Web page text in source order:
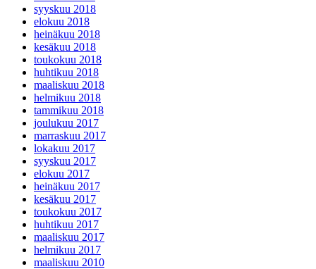
syyskuu 2018
elokuu 2018
heinäkuu 2018
kesäkuu 2018
toukokuu 2018
huhtikuu 2018
maaliskuu 2018
helmikuu 2018
tammikuu 2018
joulukuu 2017
marraskuu 2017
lokakuu 2017
syyskuu 2017
elokuu 2017
heinäkuu 2017
kesäkuu 2017
toukokuu 2017
huhtikuu 2017
maaliskuu 2017
helmikuu 2017
maaliskuu 2010